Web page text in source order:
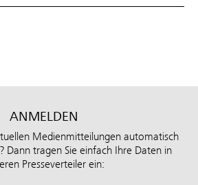
ANMELDEN
Medienmitteilungen automatisch
Dann tragen Sie einfach Ihre Daten in
Presseverteiler ein: